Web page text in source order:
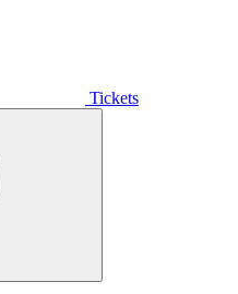
Tickets